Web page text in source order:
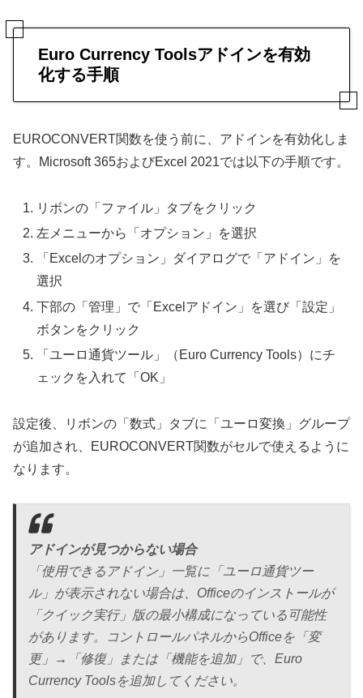
Euro Currency Toolsアドインを有効
化する手順
EUROCONVERT関数を使う前に、アドインを有効化しま
す。Microsoft 365およびExcel 2021では以下の手順です。
リボンの「ファイル」タブをクリック
左メニューから「オプション」を選択
「Excelのオプション」ダイアログで「アドイン」を
選択
下部の「管理」で「Excelアドイン」を選び「設定」
ボタンをクリック
「ユーロ通貨ツール」（Euro Currency Tools）にチ
ェックを入れて「OK」
設定後、リボンの「数式」タブに「ユーロ変換」グループ
が追加され、EUROCONVERT関数がセルで使えるように
なります。
アドインが見つからない場合
「使用できるアドイン」一覧に「ユーロ通貨ツー
ル」が表示されない場合は、Officeのインストールが
「クイック実行」版の最小構成になっている可能性
があります。コントロールパネルからOfficeを「変
更」→「修復」または「機能を追加」で、Euro
Currency Toolsを追加してください。